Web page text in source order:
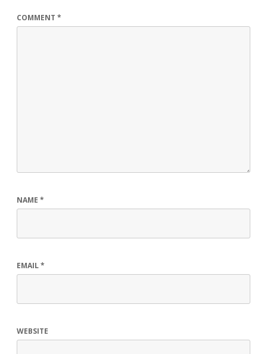
COMMENT *
NAME *
EMAIL*
WEBSITE